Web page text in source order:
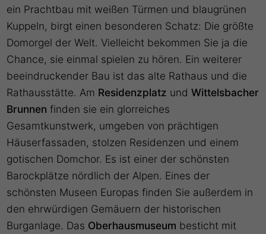
ein Prachtbau mit weißen Türmen und blaugrünen
Kuppeln, birgt einen besonderen Schatz: Die größte
Domorgel der Welt. Vielleicht bekommen Sie ja die
Chance, sie einmal spielen zu hören. Ein weiterer
beeindruckender Bau ist das alte Rathaus und die
Rathausstätte. Am Residenzplatz undWittelsbacher
Brunnen finden sie ein glorreiches
Gesamtkunstwerk, umgeben von prächtigen
Häuserfassaden, stolzen Residenzen und einem
gotischen Domchor. Es ist einer der schönsten
Barockplätze nördlich der Alpen. Eines der
schönsten Museen Europas finden Sie außerdem in
den ehrwürdigen Gemäuern der historischen
Burganlage. Das Oberhausmuseum besticht mit